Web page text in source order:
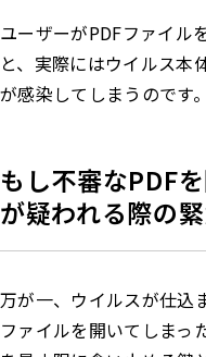
ユーザーがPDFファイル
と、実際にはウイルス本
が感染してしまうのです。
もし不審なPDF
が疑われる際の
万が一、ウイルスが仕込
ファイルを開いてしまっ